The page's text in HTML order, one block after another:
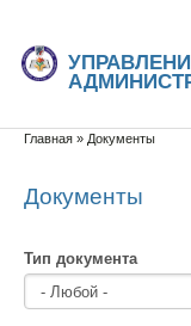
Вы здесь
Главная » Документы
Документы
Тип документа